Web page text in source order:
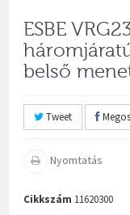
ESBE
belső
Tweet
Nyomtatás
Cikkszám 11620300